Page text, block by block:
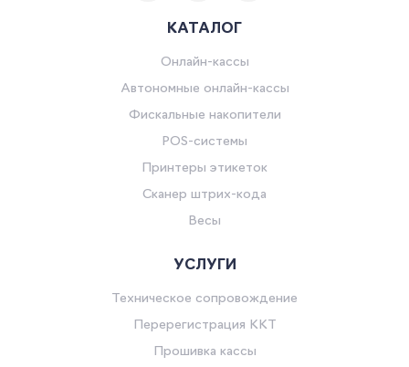
КАТАЛОГ
Онлайн-кассы
Автономные онлайн-кассы
Фискальные накопители
POS-системы
Принтеры этикеток
Сканер штрих-кода
Весы
УСЛУГИ
Техническое сопровождение
Перерегистрация ККТ
Прошивка кассы